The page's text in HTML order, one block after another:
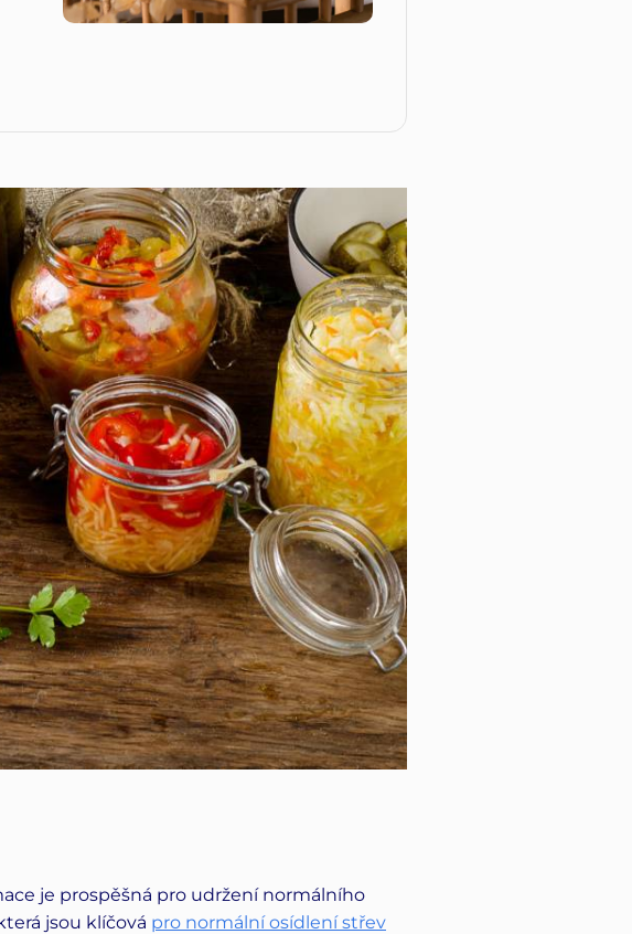
je prospěšná pro udržení normálního
jsou klíčová pro normální osídlení střev